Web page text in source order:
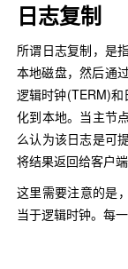
日志复制
所谓日志复制，是
本地磁盘，然后通
逻辑时钟(TERM)和
化到本地。当主节
么认为该日志是可
将结果返回给客户端
这里需要注意的是
当于逻辑时钟。每